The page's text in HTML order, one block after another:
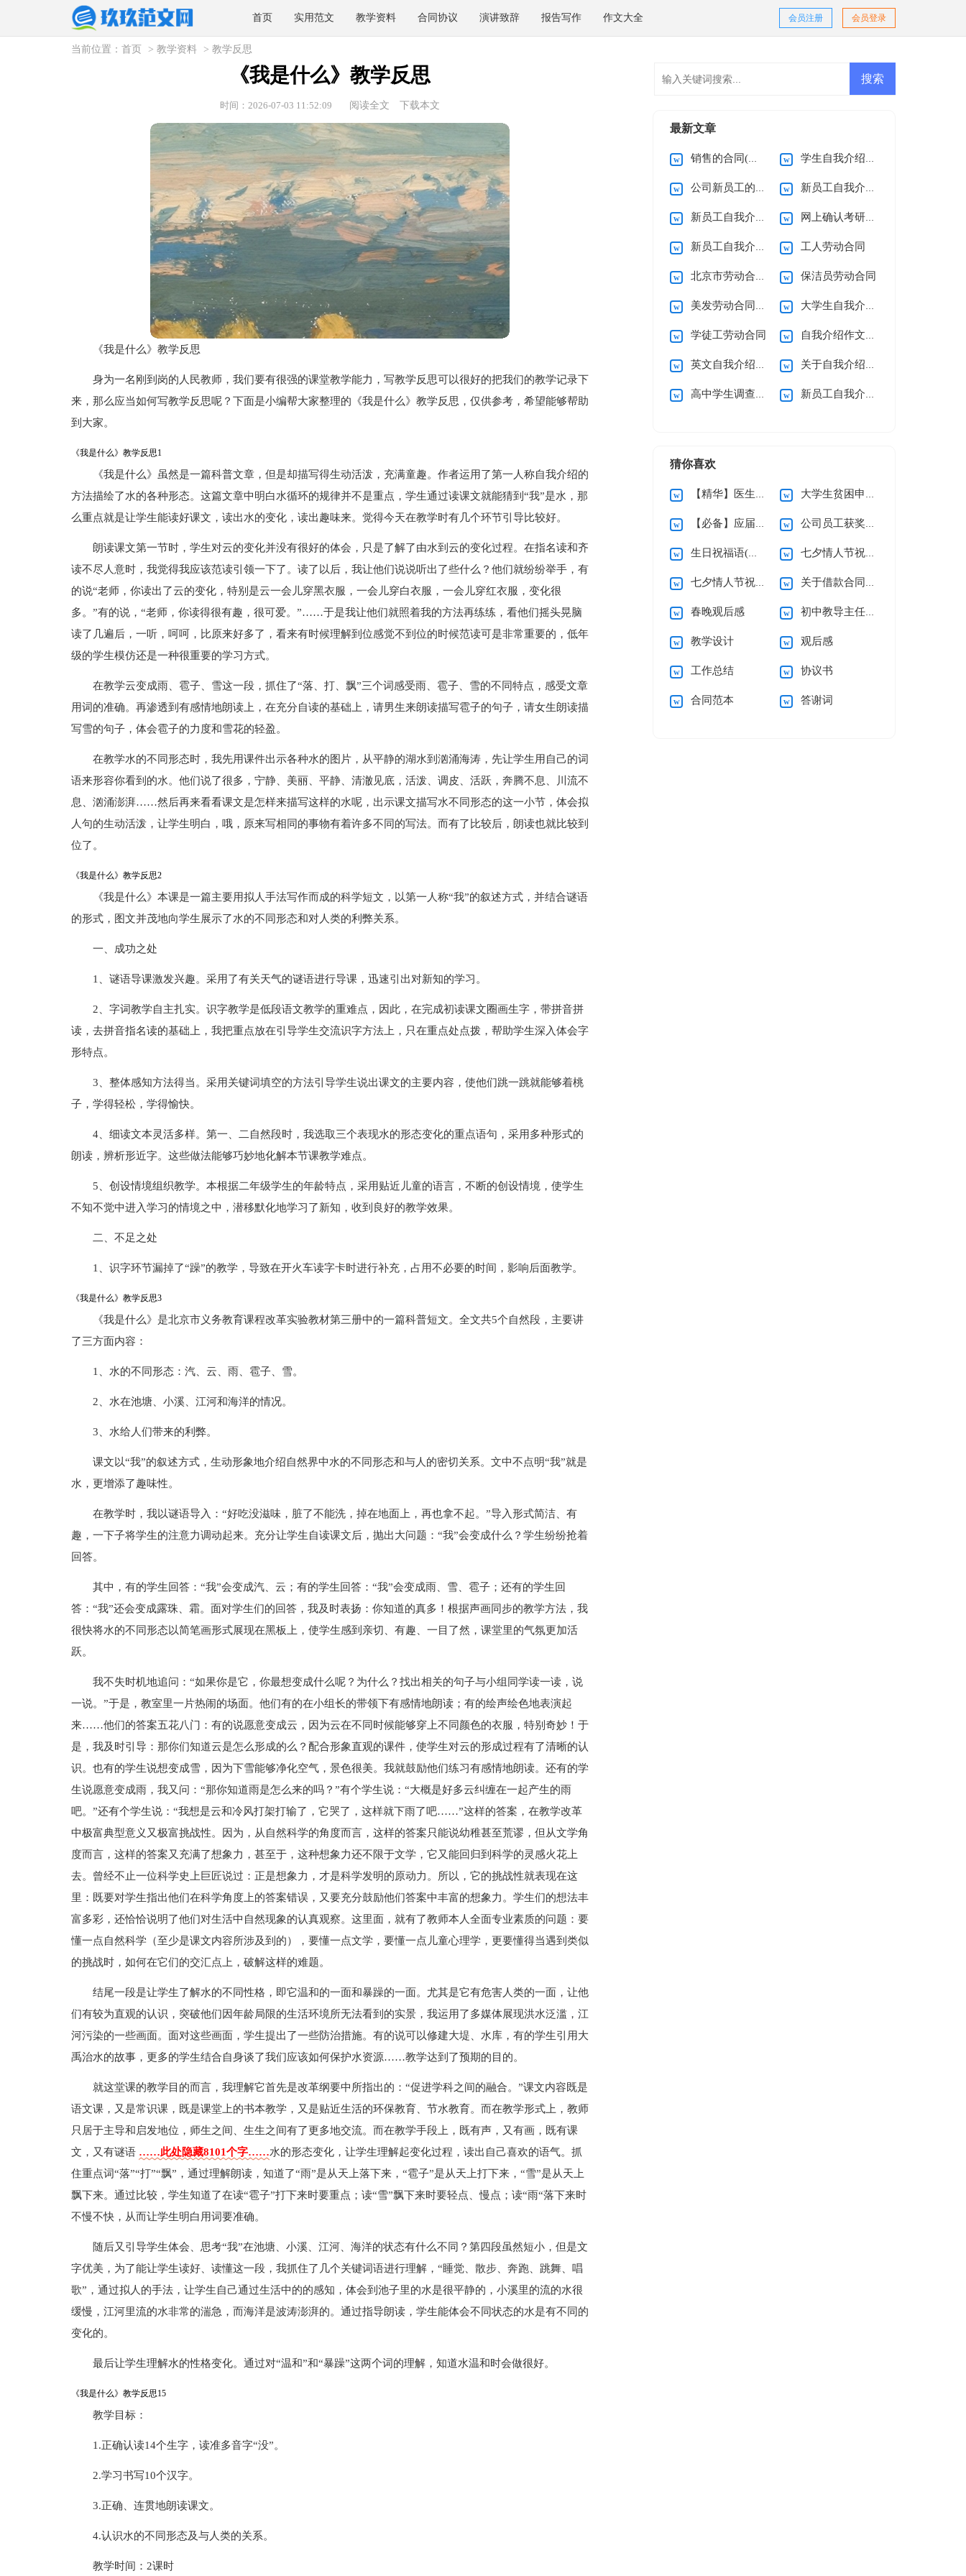
首页 实用范文 教学资料 合同协议 演讲致辞 报告写作 作文大全 会员登录
会员注册
当前位置： 首页 > 教学资料 > 教学反思
《我是什么》教学反思
时间：2026-07-03 11:52:09 阅读全文 下载本文
《我是什么》教学反思
身为一名刚到岗的人民教师，我们要有很强的课堂教学能力，写教学反思可以很好的把我们的教学记录下
来，那么应当如何写教学反思呢？下面是小编帮大家整理的《我是什么》教学反思，仅供参考，希望能够帮助
到大家。
《我是什么》教学反思1
《我是什么》虽然是一篇科普文章，但是却描写得生动活泼，充满童趣。作者运用了第一人称自我介绍的
方法描绘了水的各种形态。这篇文章中明白水循环的规律并不是重点，学生通过读课文就能猜到“我”是水，那
么重点就是让学生能读好课文，读出水的变化，读出趣味来。觉得今天在教学时有几个环节引导比较好。
朗读课文第一节时，学生对云的变化并没有很好的体会，只是了解了由水到云的变化过程。在指名读和齐
读不尽人意时，我觉得我应该范读引领一下了。读了以后，我让他们说说听出了些什么？他们就纷纷举手，有
的说“老师，你读出了云的变化，特别是云一会儿穿黑衣服，一会儿穿白衣服，一会儿穿红衣服，变化很
多。”有的说，“老师，你读得很有趣，很可爱。”……于是我让他们就照着我的方法再练练，看他们摇头晃脑
读了几遍后，一听，呵呵，比原来好多了，看来有时候理解到位感觉不到位的时候范读可是非常重要的，低年
级的学生模仿还是一种很重要的学习方式。
在教学云变成雨、雹子、雪这一段，抓住了“落、打、飘”三个词感受雨、雹子、雪的不同特点，感受文章
用词的准确。再渗透到有感情地朗读上，在充分自读的基础上，请男生来朗读描写雹子的句子，请女生朗读描
写雪的句子，体会雹子的力度和雪花的轻盈。
在教学水的不同形态时，我先用课件出示各种水的图片，从平静的湖水到汹涌海涛，先让学生用自己的词
语来形容你看到的水。他们说了很多，宁静、美丽、平静、清澈见底，活泼、调皮、活跃，奔腾不息、川流不
息、汹涌澎湃……然后再来看看课文是怎样来描写这样的水呢，出示课文描写水不同形态的这一小节，体会拟
人句的生动活泼，让学生明白，哦，原来写相同的事物有着许多不同的写法。而有了比较后，朗读也就比较到
位了。
《我是什么》教学反思2
《我是什么》本课是一篇主要用拟人手法写作而成的科学短文，以第一人称“我”的叙述方式，并结合谜语
的形式，图文并茂地向学生展示了水的不同形态和对人类的利弊关系。
一、成功之处
1、谜语导课激发兴趣。采用了有关天气的谜语进行导课，迅速引出对新知的学习。
2、字词教学自主扎实。识字教学是低段语文教学的重难点，因此，在完成初读课文圈画生字，带拼音拼
读，去拼音指名读的基础上，我把重点放在引导学生交流识字方法上，只在重点处点拨，帮助学生深入体会字
形特点。
3、整体感知方法得当。采用关键词填空的方法引导学生说出课文的主要内容，使他们跳一跳就能够着桃
子，学得轻松，学得愉快。
4、细读文本灵活多样。第一、二自然段时，我选取三个表现水的形态变化的重点语句，采用多种形式的
朗读，辨析形近字。这些做法能够巧妙地化解本节课教学难点。
5、创设情境组织教学。本根据二年级学生的年龄特点，采用贴近儿童的语言，不断的创设情境，使学生
不知不觉中进入学习的情境之中，潜移默化地学习了新知，收到良好的教学效果。
二、不足之处
1、识字环节漏掉了“躁”的教学，导致在开火车读字卡时进行补充，占用不必要的时间，影响后面教学。
《我是什么》教学反思3
《我是什么》是北京市义务教育课程改革实验教材第三册中的一篇科普短文。全文共5个自然段，主要讲
了三方面内容：
1、水的不同形态：汽、云、雨、雹子、雪。
2、水在池塘、小溪、江河和海洋的情况。
3、水给人们带来的利弊。
课文以“我”的叙述方式，生动形象地介绍自然界中水的不同形态和与人的密切关系。文中不点明“我”就是
水，更增添了趣味性。
在教学时，我以谜语导入：“好吃没滋味，脏了不能洗，掉在地面上，再也拿不起。”导入形式简洁、有
趣，一下子将学生的注意力调动起来。充分让学生自读课文后，抛出大问题：“我”会变成什么？学生纷纷抢着
回答。
其中，有的学生回答：“我”会变成汽、云；有的学生回答：“我”会变成雨、雪、雹子；还有的学生回
答：“我”还会变成露珠、霜。面对学生们的回答，我及时表扬：你知道的真多！根据声画同步的教学方法，我
很快将水的不同形态以简笔画形式展现在黑板上，使学生感到亲切、有趣、一目了然，课堂里的气氛更加活
跃。
我不失时机地追问：“如果你是它，你最想变成什么呢？为什么？找出相关的句子与小组同学读一读，说
一说。”于是，教室里一片热闹的场面。他们有的在小组长的带领下有感情地朗读；有的绘声绘色地表演起
来……他们的答案五花八门：有的说愿意变成云，因为云在不同时候能够穿上不同颜色的衣服，特别奇妙！于
是，我及时引导：那你们知道云是怎么形成的么？配合形象直观的课件，使学生对云的形成过程有了清晰的认
识。也有的学生说想变成雪，因为下雪能够净化空气，景色很美。我就鼓励他们练习有感情地朗读。还有的学
生说愿意变成雨，我又问：“那你知道雨是怎么来的吗？”有个学生说：“大概是好多云纠缠在一起产生的雨
吧。”还有个学生说：“我想是云和冷风打架打输了，它哭了，这样就下雨了吧……”这样的答案，在教学改革
中极富典型意义又极富挑战性。因为，从自然科学的角度而言，这样的答案只能说幼稚甚至荒谬，但从文学角
度而言，这样的答案又充满了想象力，甚至于，这种想象力还不限于文学，它又能回归到科学的灵感火花上
去。曾经不止一位科学史上巨匠说过：正是想象力，才是科学发明的原动力。所以，它的挑战性就表现在这
里：既要对学生指出他们在科学角度上的答案错误，又要充分鼓励他们答案中丰富的想象力。学生们的想法丰
富多彩，还恰恰说明了他们对生活中自然现象的认真观察。这里面，就有了教师本人全面专业素质的问题：要
懂一点自然科学（至少是课文内容所涉及到的），要懂一点文学，要懂一点儿童心理学，更要懂得当遇到类似
的挑战时，如何在它们的交汇点上，破解这样的难题。
结尾一段是让学生了解水的不同性格，即它温和的一面和暴躁的一面。尤其是它有危害人类的一面，让他
们有较为直观的认识，突破他们因年龄局限的生活环境所无法看到的实景，我运用了多媒体展现洪水泛滥，江
河污染的一些画面。面对这些画面，学生提出了一些防治措施。有的说可以修建大堤、水库，有的学生引用大
禹治水的故事，更多的学生结合自身谈了我们应该如何保护水资源……教学达到了预期的目的。
就这堂课的教学目的而言，我理解它首先是改革纲要中所指出的：“促进学科之间的融合。”课文内容既是
语文课，又是常识课，既是课堂上的书本教学，又是贴近生活的环保教育、节水教育。而在教学形式上，教师
只居于主导和启发地位，师生之间、生生之间有了更多地交流。而在教学手段上，既有声，又有画，既有课
文，又有谜语 ……此处隐藏8101个字……水的形态变化，让学生理解起变化过程，读出自己喜欢的语气。抓
住重点词“落”“打”“飘”，通过理解朗读，知道了“雨”是从天上落下来，“雹子”是从天上打下来，“雪”是从天上
飘下来。通过比较，学生知道了在读“雹子”打下来时要重点；读“雪”飘下来时要轻点、慢点；读“雨“落下来时
不慢不快，从而让学生明白用词要准确。
随后又引导学生体会、思考“我”在池塘、小溪、江河、海洋的状态有什么不同？第四段虽然短小，但是文
字优美，为了能让学生读好、读懂这一段，我抓住了几个关键词语进行理解，“睡觉、散步、奔跑、跳舞、唱
歌”，通过拟人的手法，让学生自己通过生活中的的感知，体会到池子里的水是很平静的，小溪里的流的水很
缓慢，江河里流的水非常的湍急，而海洋是波涛澎湃的。通过指导朗读，学生能体会不同状态的水是有不同的
变化的。
最后让学生理解水的性格变化。通过对“温和”和“暴躁”这两个词的理解，知道水温和时会做很好。
《我是什么》教学反思15
教学目标：
1.正确认读14个生字，读准多音字“没”。
2.学习书写10个汉字。
3.正确、连贯地朗读课文。
4.认识水的不同形态及与人类的关系。
教学时间：2课时
最新文章
销售的合同(通用15篇) 学生自我介绍(集锦15篇)
公司新员工的自我介绍 新员工自我介绍(集锦15篇)
新员工自我介绍(集合15篇) 网上确认考研诚信承诺书
新员工自我介绍精选15篇 工人劳动合同
北京市劳动合同(15篇) 保洁员劳动合同
美发劳动合同12篇 大学生自我介绍合集15篇
学徒工劳动合同 自我介绍作文15篇
英文自我介绍(合集15篇) 关于自我介绍(通用15篇)
高中学生调查报告 新员工自我介绍通用15篇
猜你喜欢
【精华】医生的辞职报告三篇 大学生贫困申请书(精选15篇)
【必备】应届生求职信四篇 公司员工获奖感言
生日祝福语(精选15篇) 七夕情人节祝福语汇编15篇
七夕情人节祝福语汇编15篇 关于借款合同合集15篇
春晚观后感 初中教导主任个人述职报告
教学设计 观后感
工作总结 协议书
合同范本 答谢词